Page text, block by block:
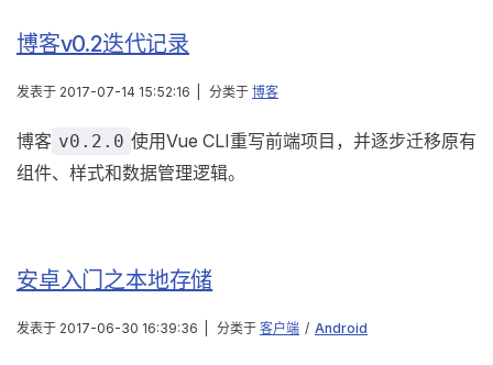
博客v0.2迭代记录
发表于 2017-07-14 15:52:16 分类于 博客
博客 v0.2.0 使用Vue CLI重写前端项目，并逐步迁移原有
组件、样式和数据管理逻辑。
安卓入门之本地存储
发表于 2017-06-30 16:39:36 分类于 客户端 / Android